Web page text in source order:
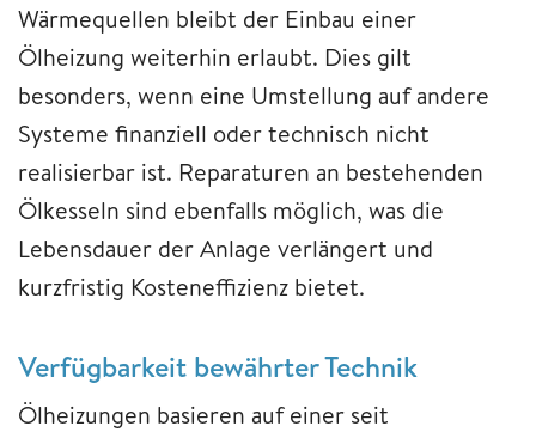
Wärmequellen bleibt der Einbau einer
Ölheizung weiterhin erlaubt. Dies gilt
besonders, wenn eine Umstellung auf andere
Systeme finanziell oder technisch nicht
realisierbar ist. Reparaturen an bestehenden
Ölkesseln sind ebenfalls möglich, was die
Lebensdauer der Anlage verlängert und
kurzfristig Kosteneffizienz bietet.
Verfügbarkeit bewährter Technik
Ölheizungen basieren auf einer seit